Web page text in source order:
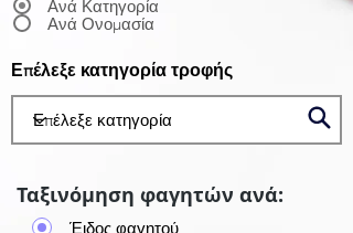
Ανά Κατηγορία
Ανά Ονομασία
Επέλεξε κατηγορία τροφής
Ταξινόμηση φαγητών ανά:
Έιδος φαγητού